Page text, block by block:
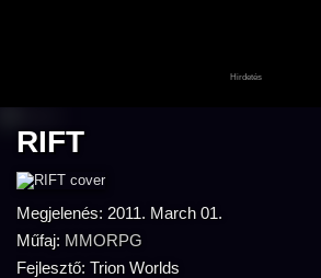
RIFT
Megjelenés: 2011. March 01.
Műfaj: MMORPG
Fejlesztő: Trion Worlds